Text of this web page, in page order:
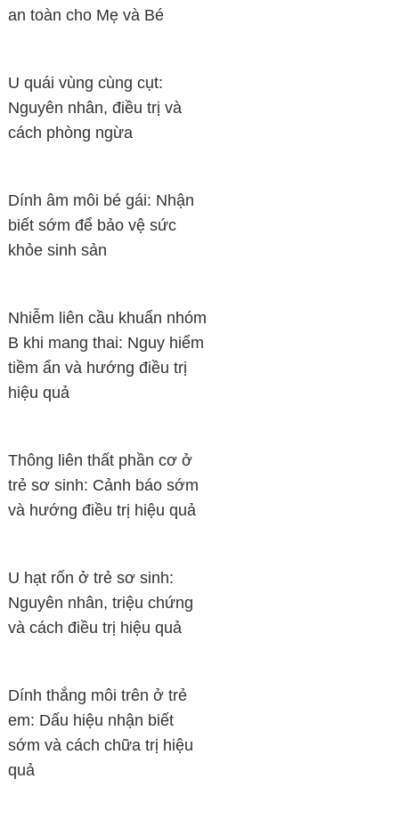
an toàn cho Mẹ và Bé
U quái vùng cùng cụt:
Nguyên nhân, điều trị và
cách phòng ngừa
Dính âm môi bé gái: Nhận
biết sớm để bảo vệ sức
khỏe sinh sản
Nhiễm liên cầu khuẩn nhóm
B khi mang thai: Nguy hiểm
tiềm ẩn và hướng điều trị
hiệu quả
Thông liên thất phần cơ ở
trẻ sơ sinh: Cảnh báo sớm
và hướng điều trị hiệu quả
U hạt rốn ở trẻ sơ sinh:
Nguyên nhân, triệu chứng
và cách điều trị hiệu quả
Dính thắng môi trên ở trẻ
em: Dấu hiệu nhận biết
sớm và cách chữa trị hiệu
quả